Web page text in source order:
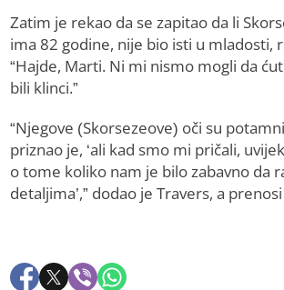
Zatim je rekao da se zapitao da li
ima 82 godine, nije bio isti u mladosti,
“Hajde, Marti. Ni mi nismo mogli da
bili klinci.”
“Njegove (Skorsezeove) oči su
priznao je, ‘ali kad smo mi pričali,
o tome koliko nam je bilo zabavno da
detaljima’,” dodao je Travers, a prenosi